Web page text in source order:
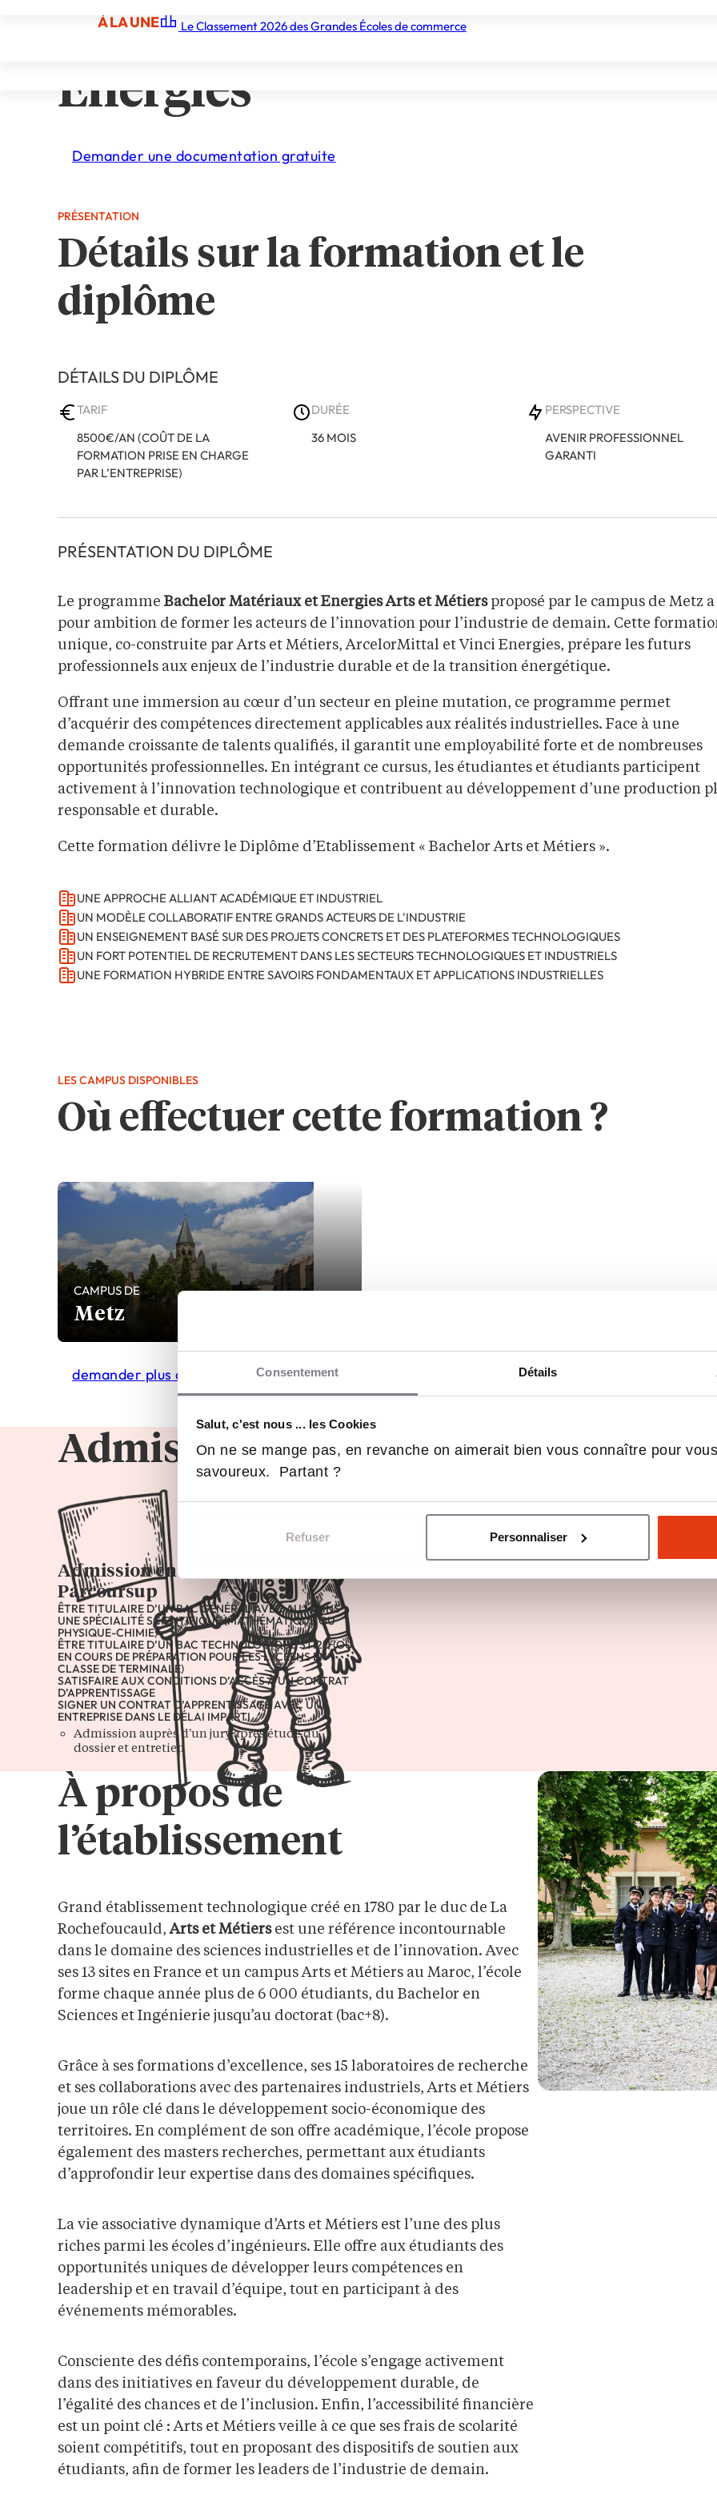
Consentement Détails
Salut, c'est nous ... les Cookies
On ne se mange pas, en revanche on aimerait bien vous connaître pour
savoureux. Partant ?
Refuser Personnaliser
À LA UNE Le Classement 2026 des Grandes Écoles de commerce
technologies, filières
Energies
Demander une documentation gratuite
PRÉSENTATION
Détails sur la formation et le
diplôme
DÉTAILS DU DIPLÔME
TARIF
8500€/AN (COÛT DE LA
FORMATION PRISE EN CHARGE
PAR L’ENTREPRISE)
DURÉE
36 MOIS
PERSPECTIVE
AVENIR PROFESSIONNEL
GARANTI
PRÉSENTATION DU DIPLÔME
Le programme Bachelor Matériaux et Energies Arts et Métiersproposé par le campus de Metz a
pour ambition de former les acteurs de l’innovation pour l’industrie de demain. Cette
unique, co-construite par Arts et Métiers, ArcelorMittal et Vinci Energies, prépare les futurs
professionnels aux enjeux de l’industrie durable et de la transition énergétique.
Offrant une immersion au cœur d’un secteur en pleine mutation, ce programme permet
d’acquérir des compétences directement applicables aux réalités industrielles. Face à une
demande croissante de talents qualifiés, il garantit une employabilité forte et de nombreuses
opportunités professionnelles. En intégrant ce cursus, les étudiantes et étudiants participent
activement à l’innovation technologique et contribuent au développement d’une production
responsable et durable.
Cette formation délivre le Diplôme d’Etablissement « Bachelor Arts et Métiers ».
UNE APPROCHE ALLIANT ACADÉMIQUE ET INDUSTRIEL
UN MODÈLE COLLABORATIF ENTRE GRANDS ACTEURS DE L'INDUSTRIE
UN ENSEIGNEMENT BASÉ SUR DES PROJETS CONCRETS ET DES PLATEFORMES TECHNOLOGIQUES
UN FORT POTENTIEL DE RECRUTEMENT DANS LES SECTEURS TECHNOLOGIQUES ET INDUSTRIELS
UNE FORMATION HYBRIDE ENTRE SAVOIRS FONDAMENTAUX ET APPLICATIONS INDUSTRIELLES
Où effectuer cette formation ?
LES CAMPUS DISPONIBLES
CAMPUS DE
Metz
demander plus d'infos
Admissions
Admission en 1ère année hors
Parcoursup
ÊTRE TITULAIRE D’UN BAC GÉNÉRAL AVEC AU MOINS
UNE SPÉCIALITÉ SCIENTIFIQUE (MATHÉMATIQUE OU
PHYSIQUE-CHIMIE)
ÊTRE TITULAIRE D’UN BAC TECHNOLOGIQUE STI2D (OU
EN COURS DE PRÉPARATION POUR LES LYCÉENS EN
CLASSE DE TERMINALE)
SATISFAIRE AUX CONDITIONS D’ACCÈS À UN CONTRAT
D’APPRENTISSAGE
SIGNER UN CONTRAT D’APPRENTISSAGE AVEC UNE
ENTREPRISE DANS LE DÉLAI IMPARTI
Admission auprès d'un jury après étude du
dossier et entretien
À propos de
l’établissement
Grand établissement technologique créé en 1780 par le duc de La
Rochefoucauld,Arts et Métiersest une référence incontournable
dans le domaine des sciences industrielles et de l’innovation. Avec
ses 13 sites en France et un campus Arts et Métiers au Maroc, l’école
forme chaque année plus de 6 000 étudiants, du Bachelor en
Sciences et Ingénierie jusqu’au doctorat (bac+8).
Grâce à ses formations d’excellence, ses 15 laboratoires de recherche
et ses collaborations avec des partenaires industriels, Arts et Métiers
joue un rôle clé dans le développement socio-économique des
territoires. En complément de son offre académique, l’école propose
également des masters recherches, permettant aux étudiants
d’approfondir leur expertise dans des domaines spécifiques.
La vie associative dynamique d’Arts et Métiers est l’une des plus
riches parmi les écoles d’ingénieurs. Elle offre aux étudiants des
opportunités uniques de développer leurs compétences en
leadership et en travail d’équipe, tout en participant à des
événements mémorables.
Consciente des défis contemporains, l’école s’engage activement
dans des initiatives en faveur du développement durable, de
l’égalité des chances et de l’inclusion. Enfin, l’accessibilité financière
est un point clé : Arts et Métiers veille à ce que ses frais de scolarité
soient compétitifs, tout en proposant des dispositifs de soutien aux
étudiants, afin de former les leaders de l’industrie de demain.